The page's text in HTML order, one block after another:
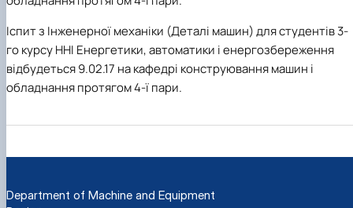
Іспит з Інженерної механіки (Деталі машин) для студентів 3-
го курсу ННІ Енергетики, автоматики і енергозбереження
відбудеться 9.02.17 на кафедрі конструювання машин і
обладнання протягом 4-ї пари.
Department of Machine and Equipment